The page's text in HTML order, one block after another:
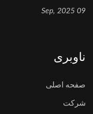
09 Sep, 2025
ناوبری
صفحه اصلی
شرکت